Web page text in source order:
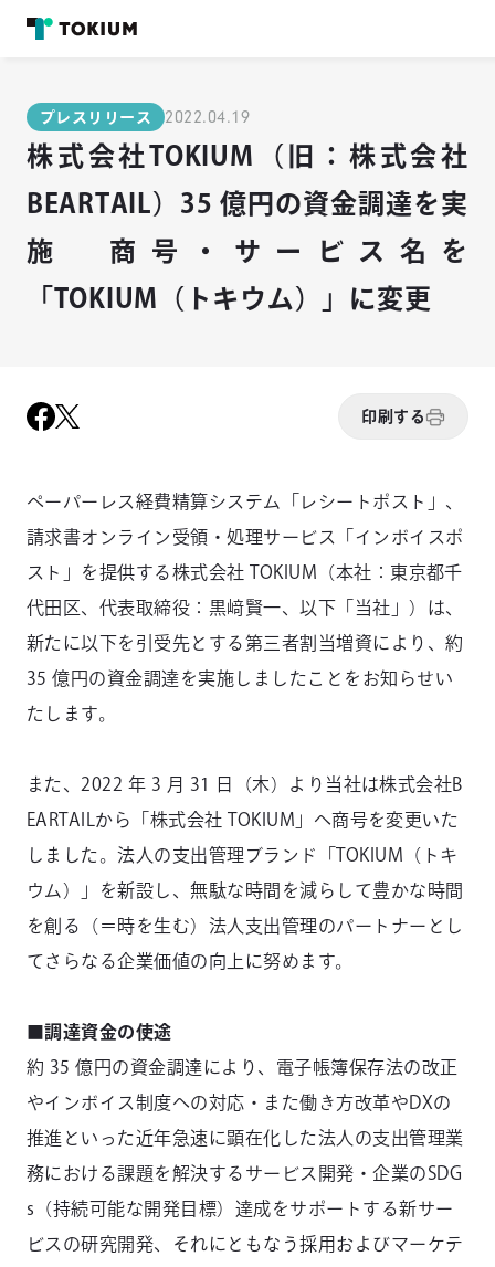
プレスリリース 2022.04.19
株式会社TOKIUM（旧：株式会社
BEARTAIL）35 億円の資金調達を実
施 商号・サービス名を
「TOKIUM（トキウム）」に変更
印刷する
ペーパーレス経費精算システム「レシートポスト」、
請求書オンライン受領・処理サービス「インボイスポ
スト」を提供する株式会社 TOKIUM（本社：東京都千
代⽥区、代表取締役：黒﨑賢一、以下「当社」）は、
新たに以下を引受先とする第三者割当増資により、約
35 億円の資⾦調達を実施しましたことをお知らせい
たします。
また、2022 年 3 ⽉ 31 ⽇（木）より当社は株式会社B
EARTAILから「株式会社 TOKIUM」へ商号を変更いた
しました。法人の支出管理ブランド「TOKIUM（トキ
ウム）」を新設し、無駄な時間を減らして豊かな時間
を創る（＝時を生む）法人支出管理のパートナーとし
てさらなる企業価値の向上に努めます。
■調達資金の使途
約 35 億円の資⾦調達により、電子帳簿保存法の改正
やインボイス制度への対応・また働き方改革やDXの
推進といった近年急速に顕在化した法人の支出管理業
務における課題を解決するサービス開発・企業のSDG
s（持続可能な開発目標）達成をサポートする新サー
ビスの研究開発、それにともなう採用およびマーケテ